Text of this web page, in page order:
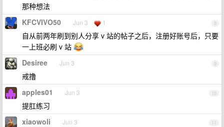
那种想法
8
KFCVIVO50 Jun 3 1
自从前两年刷到别人分享 v 站的帖子之后，注册好账号后，只要
一上班必刷 v 站
9
Desiree Jun 3
戒撸
10
apples01 Jun 3
提肛练习
11
xiaowoli Jun 3